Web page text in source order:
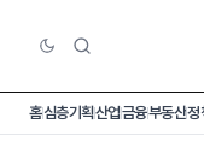
홈심층기획산업금융부동산정